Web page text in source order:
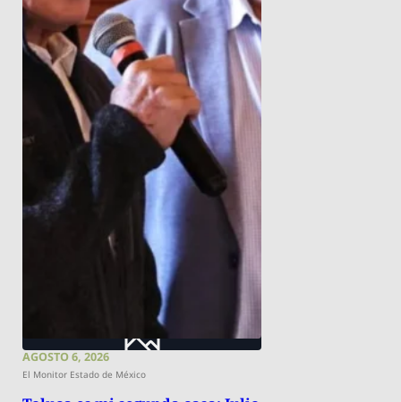
AGOSTO 6, 2026
El Monitor Estado de México